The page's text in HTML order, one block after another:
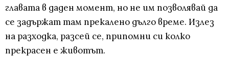
главата в даден момент, но не им позволявай да
се задържат там прекалено дълго време. Излез
на разходка, разсей се, припомни си колко
прекрасен е животът.